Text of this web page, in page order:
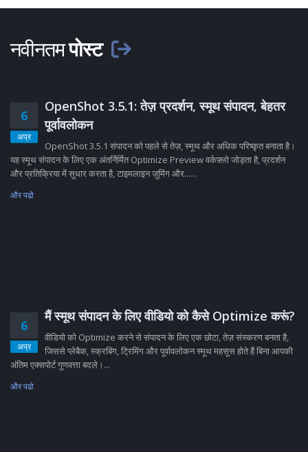
नवीनतमपोस्ट
6
अप्र
OpenShot 3.5.1: तेज़ प्रदर्शन, स्मूथ संपादन, बेहतर
पूर्वावलोकन
OpenShot 3.5.1 संपादन को पहले से तेज़, स्मूथ और अधिक परिष्कृत बनाता है।
यह स्मूथ संपादन के लिए एक अंतर्निर्मित Optimize Preview वर्कफ़्लो जोड़ता है, प्रदर्शन
और प्रतिक्रिया में सुधार करता है, टाइमलाइन ज़ूमिंग और......
और पढो
6
अप्र
मैं स्मूथ संपादन के लिए वीडियो को कैसे Optimize करूं?
वीडियो को Optimize करने से संपादन के लिए एक छोटा, तेज़ संस्करण बनता है,
जिससे प्लेबैक, स्क्रबिंग, ट्रिमिंग और पूर्वावलोकन स्मूथ महसूस होते हैं बिना आपकी
अंतिम एक्सपोर्ट गुणवत्ता बदले।...
और पढो